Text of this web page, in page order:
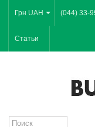
Грн UAH (044) 33-
Статьи